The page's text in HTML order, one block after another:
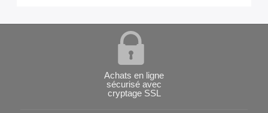
Achats en ligne
sécurisé avec
cryptage SSL